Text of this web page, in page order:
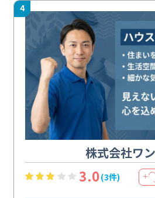
4
株式会社ワ
3.0(3件) ＋